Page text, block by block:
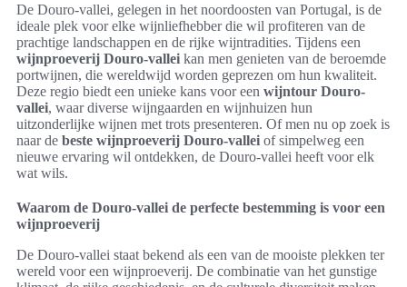
De Douro-vallei, gelegen in het noordoosten van Portugal, is de
ideale plek voor elke wijnliefhebber die wil profiteren van de
prachtige landschappen en de rijke wijntradities. Tijdens een
wijnproeverij Douro-vallei kan men genieten van de beroemde
portwijnen, die wereldwijd worden geprezen om hun kwaliteit.
Deze regio biedt een unieke kans voor een wijntour Douro-
vallei, waar diverse wijngaarden en wijnhuizen hun
uitzonderlijke wijnen met trots presenteren. Of men nu op zoek is
naar de beste wijnproeverij Douro-vallei of simpelweg een
nieuwe ervaring wil ontdekken, de Douro-vallei heeft voor elk
wat wils.
Waarom de Douro-vallei de perfecte bestemming is voor een
wijnproeverij
De Douro-vallei staat bekend als een van de mooiste plekken ter
wereld voor een wijnproeverij. De combinatie van het gunstige